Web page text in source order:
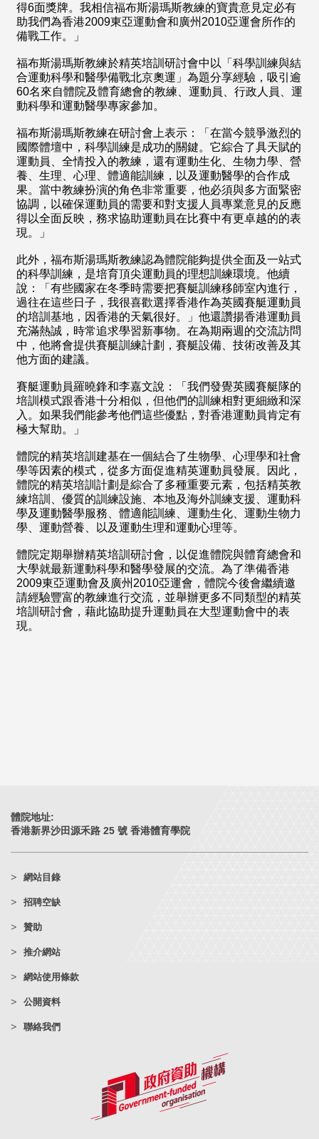
得6面獎牌。我相信福布斯湯瑪斯教練的寶貴意見定必有
助我們為香港2009東亞運動會和廣州2010亞運會所作的
備戰工作。」
福布斯湯瑪斯教練於精英培訓研討會中以「科學訓練與結
合運動科學和醫學備戰北京奧運」為題分享經驗，吸引逾
60名來自體院及體育總會的教練、運動員、行政人員、運
動科學和運動醫學專家參加。
福布斯湯瑪斯教練在研討會上表示：「在當今競爭激烈的
國際體壇中，科學訓練是成功的關鍵。它綜合了具天賦的
運動員、全情投入的教練，還有運動生化、生物力學、營
養、生理、心理、體適能訓練，以及運動醫學的合作成
果。當中教練扮演的角色非常重要，他必須與多方面緊密
協調，以確保運動員的需要和對支援人員專業意見的反應
得以全面反映，務求協助運動員在比賽中有更卓越的的表
現。」
此外，福布斯湯瑪斯教練認為體院能夠提供全面及一站式
的科學訓練，是培育頂尖運動員的理想訓練環境。他續
說：「有些國家在冬季時需要把賽艇訓練移師室內進行，
過往在這些日子，我很喜歡選擇香港作為英國賽艇運動員
的培訓基地，因香港的天氣很好。」他還讚揚香港運動員
充滿熱誠，時常追求學習新事物。在為期兩週的交流訪問
中，他將會提供賽艇訓練計劃，賽艇設備、技術改善及其
他方面的建議。
賽艇運動員羅曉鋒和李嘉文說：「我們發覺英國賽艇隊的
培訓模式跟香港十分相似，但他們的訓練相對更細緻和深
入。如果我們能參考他們這些優點，對香港運動員肯定有
極大幫助。」
體院的精英培訓建基在一個結合了生物學、心理學和社會
學等因素的模式，從多方面促進精英運動員發展。因此，
體院的精英培訓計劃是綜合了多種重要元素，包括精英教
練培訓、優質的訓練設施、本地及海外訓練支援、運動科
學及運動醫學服務、體適能訓練、運動生化、運動生物力
學、運動營養、以及運動生理和運動心理等。
體院定期舉辦精英培訓研討會，以促進體院與體育總會和
大學就最新運動科學和醫學發展的交流。為了準備香港
2009東亞運動會及廣州2010亞運會，體院今後會繼續邀
請經驗豐富的教練進行交流，並舉辦更多不同類型的精英
培訓研討會，藉此協助提升運動員在大型運動會中的表
現。
體院地址:
香港新界沙田源禾路 25 號 香港體育學院
網站目錄
招聘空缺
贊助
推介網站
網站使用條款
公開資料
聯絡我們